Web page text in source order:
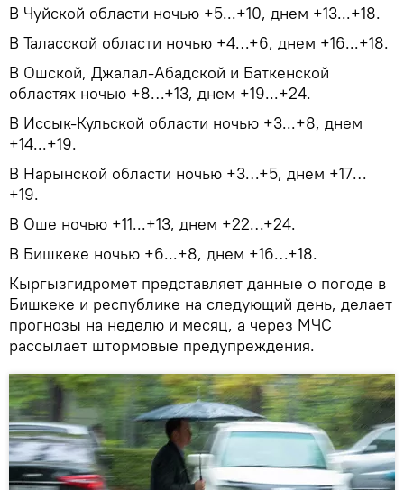
В Чуйской области ночью +5...+10, днем +13...+18.
В Таласской области ночью +4…+6, днем +16...+18.
В Ошской, Джалал-Абадской и Баткенской
областях ночью +8…+13, днем +19...+24.
В Иссык-Кульской области ночью +3...+8, днем
+14...+19.
В Нарынской области ночью +3…+5, днем +17…
+19.
В Оше ночью +11...+13, днем +22…+24.
В Бишкеке ночью +6...+8, днем +16…+18.
Кыргызгидромет представляет данные о погоде в
Бишкеке и республике на следующий день, делает
прогнозы на неделю и месяц, а через МЧС
рассылает штормовые предупреждения.